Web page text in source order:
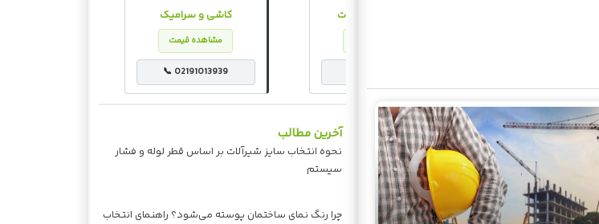
کاشی و سرامیک
مشاهده قیمت
📞 02191013939
قیمت انواع شیرآلات
آخرین مطالب
نحوه انتخاب سایز شیرآلات بر اساس قطر لوله و فشار
سیستم
چرا رنگ نمای ساختمان پوسته می‌شود؟ راهنمای انتخاب